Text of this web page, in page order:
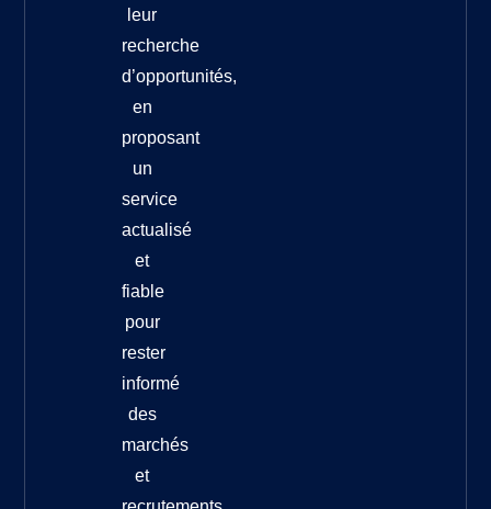
leur
recherche
d’opportunités,
en
proposant
un
service
actualisé
et
fiable
pour
rester
informé
des
marchés
et